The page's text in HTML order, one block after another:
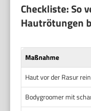
Checkliste: So
Hautrötungen
Maßnahme
Haut vor der Rasur
Bodygroomer mit